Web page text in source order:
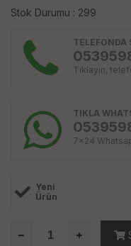
Stok Durumu : 299
TELEFONDA
Tıklayın,
TIKLA
7x24
Yeni
Ürün